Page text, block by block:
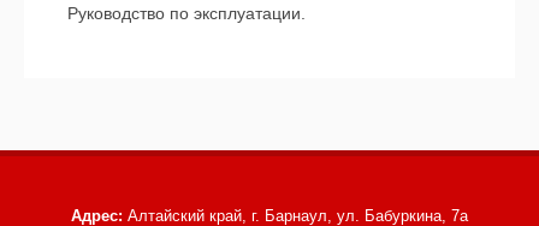
Руководство по эксплуатации.
Адрес: Алтайский край, г. Барнаул, ул. Бабуркина, 7а